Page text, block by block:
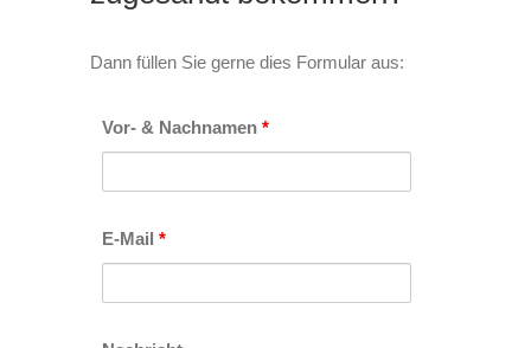
Dann füllen Sie gerne dies Formular aus:
Vor- & Nachnamen*
E-Mail*